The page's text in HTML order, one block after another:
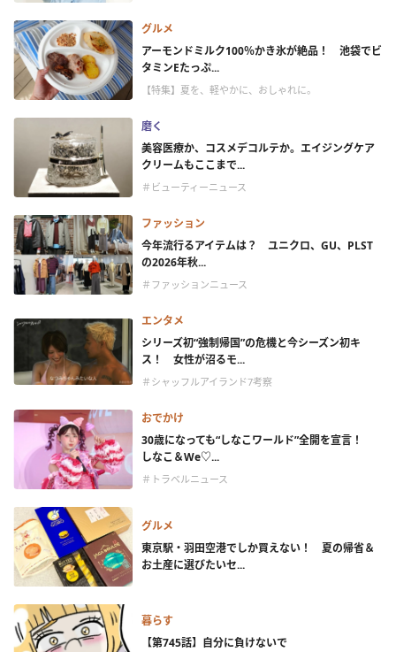
グルメ
アーモンドミルク100％かき氷が絶品！ 池袋でビ
タミンEたっぷ...
【特集】夏を、軽やかに、おしゃれに。
磨く
美容医療か、コスメデコルテか。エイジングケア
クリームもここまで...
＃ビューティーニュース
ファッション
今年流行るアイテムは？ ユニクロ、GU、PLST
の2026年秋...
＃ファッションニュース
エンタメ
シリーズ初“強制帰国”の危機と今シーズン初キ
ス！ 女性が沼るモ...
＃シャッフルアイランド7考察
おでかけ
30歳になっても“しなこワールド”全開を宣言！
しなこ＆We♡...
＃トラベルニュース
グルメ
東京駅・羽田空港でしか買えない！ 夏の帰省＆
お土産に選びたいセ...
暮らす
【第745話】自分に負けないで